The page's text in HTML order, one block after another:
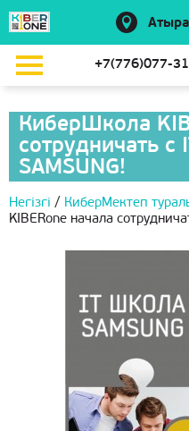
+7(776)077-
КиберШкола
сотрудничать с
SAMSUNG!
Негізгі / КиберМектеп
KIBERone начала